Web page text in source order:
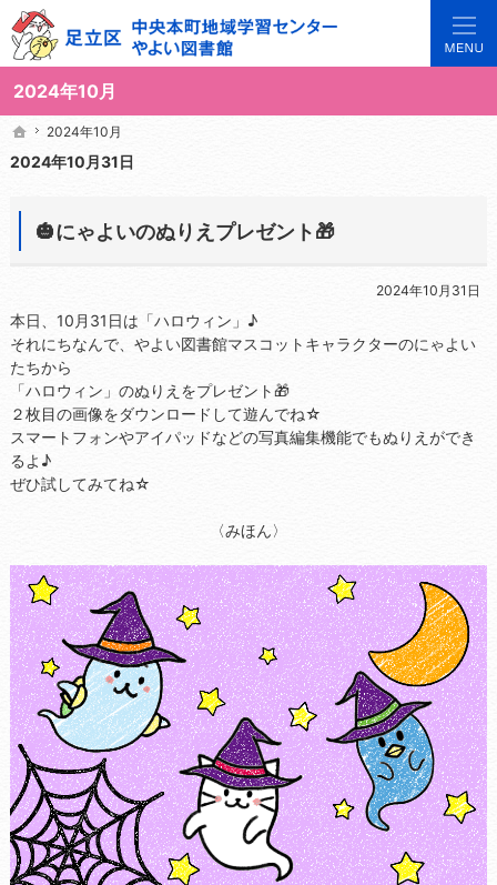
2024年10月
3世代で楽しめる地域のひろば。当サイトでは地域の講座や施設をご案内しています。
足立区中央本町地域学習センターや図書館の総合案内サイト
ホーム
2024年10月
2024年10月31日
🎃にゃよいのぬりえプレゼント🎁
2024年10月31日
本日、10月31日は「ハロウィン」♪
それにちなんで、やよい図書館マスコットキャラクターのにゃよい
たちから
「ハロウィン」のぬりえをプレゼント🎁
２枚目の画像をダウンロードして遊んでね☆
スマートフォンやアイパッドなどの写真編集機能でもぬりえができ
るよ♪
ぜひ試してみてね☆
〈みほん〉
ホーム
2024年10月